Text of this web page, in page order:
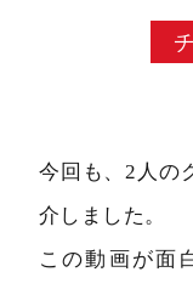
今回も、2人の
介しました。
この動画が面